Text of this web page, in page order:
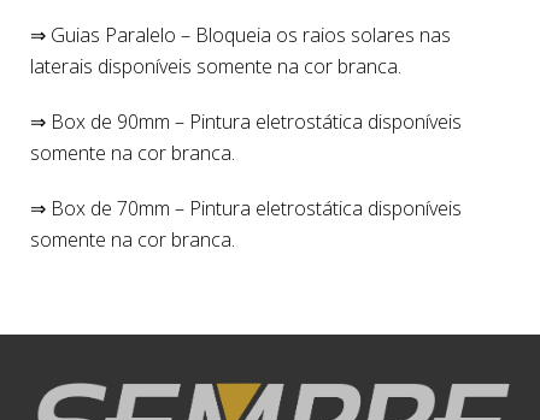
⇒ Guias Paralelo – Bloqueia os raios solares nas
laterais disponíveis somente na cor branca.
⇒ Box de 90mm – Pintura eletrostática disponíveis
somente na cor branca.
⇒ Box de 70mm – Pintura eletrostática disponíveis
somente na cor branca.